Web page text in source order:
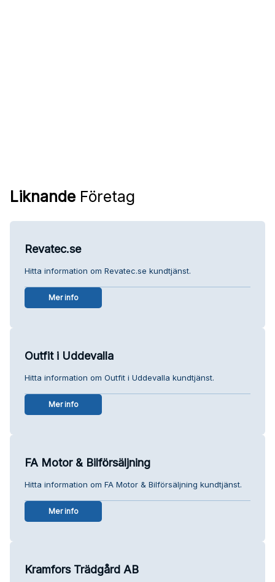
Liknande Företag
Revatec.se
Hitta information om Revatec.se kundtjänst.
Mer info
Outfit i Uddevalla
Hitta information om Outfit i Uddevalla kundtjänst.
Mer info
FA Motor & Bilförsäljning
Hitta information om FA Motor & Bilförsäljning kundtjänst.
Mer info
Kramfors Trädgård AB